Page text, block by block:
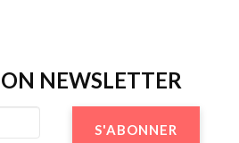
NEWSLETTER